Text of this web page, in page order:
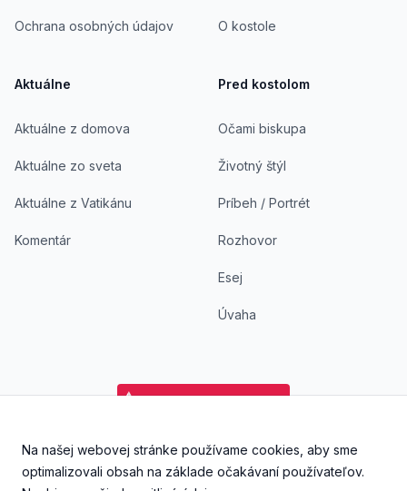
Ochrana osobných údajov
Aktuálne
Aktuálne z domova
Aktuálne zo sveta
Aktuálne z Vatikánu
Komentár
O kostole
Pred kostolom
Očami biskupa
Životný štýl
Príbeh / Portrét
Rozhovor
Esej
Úvaha
FacebookInstagramYouTubeAplikácia DoKostola -
Aplikácia
Na našej webovej stránke používame cookies, aby sme
optimalizovali obsah na základe očakávaní používateľov.